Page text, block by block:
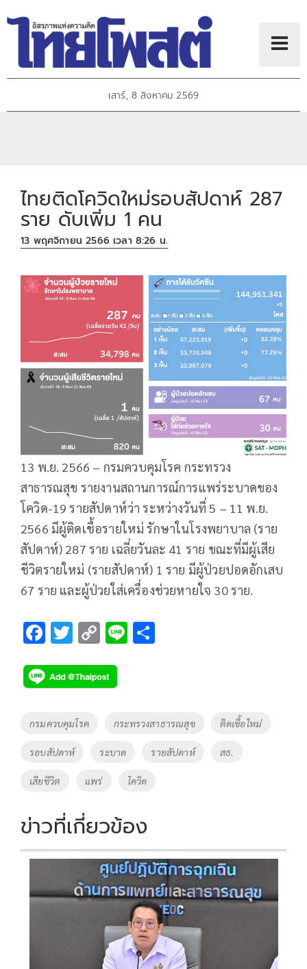
เสาร์, 8 สิงหาคม 2569
ไทยติดโควิดใหม่รอบสัปดาห์ 287
ราย ดับเพิ่ม 1 คน
13 พฤศจิกายน 2566 เวลา 8:26 น.
13 พ.ย. 2566 – กรมควบคุมโรค กระทรวง
สาธารณสุข รายงานสถานการณ์การแพร่ระบาดของ
โควิด-19 รายสัปดาห์ว่า ระหว่างวันที่ 5 – 11 พ.ย.
2566 มีผู้ติดเชื้อรายใหม่ รักษาในโรงพยาบาล (ราย
สัปดาห์) 287 ราย เฉลี่ยวันละ 41 ราย ขณะที่มีผู้เสีย
ชีวิตรายใหม่ (รายสัปดาห์) 1 ราย มีผู้ป่วยปอดอักเสบ
67 ราย และผู้ป่วยใส่เครื่องช่วยหายใจ 30 ราย.
F
e
b
o
o
k
T
tt
er
C
p
y
Li
k
Li
Tags
กรมควบคุมโรค กระทรวงสาธารณสุข ติดเชื้อใหม่
รอบสัปดาห์ ระบาด รายสัปดาห์ สธ.
เสียชีวิต แพร่ โควิด
ข่าวที่เกี่ยวข้อง